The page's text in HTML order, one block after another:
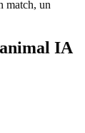
match, un
IA